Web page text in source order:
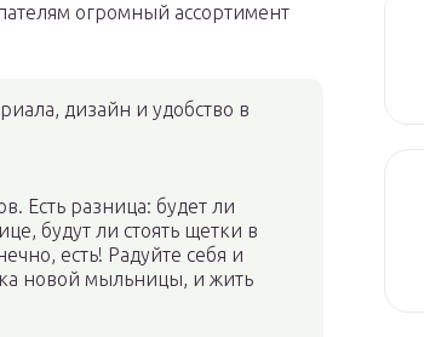
огромный ассортимент
дизайн и удобство в
Есть разница: будет ли
будут ли стоять щетки в
есть! Радуйте себя и
новой мыльницы, и жить